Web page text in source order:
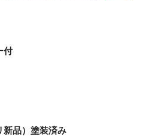
付
新品）塗装済み